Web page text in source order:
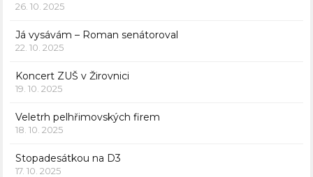
26. 10. 2025
Já vysávám – Roman senátoroval
22. 10. 2025
Koncert ZUŠ v Žirovnici
19. 10. 2025
Veletrh pelhřimovských firem
18. 10. 2025
Stopadesátkou na D3
17. 10. 2025